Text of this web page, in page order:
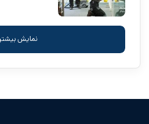
نمایش بیشتر